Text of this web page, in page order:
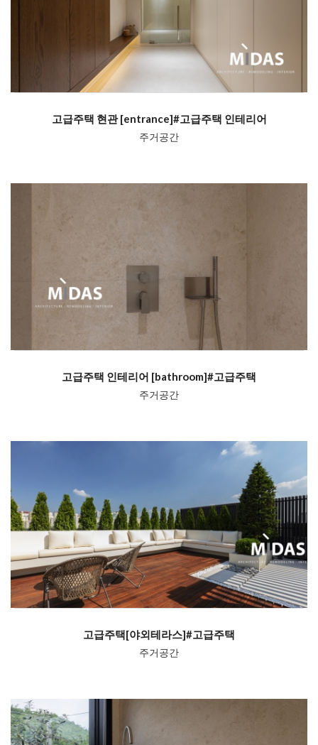
고급주택 현관 [entrance]#고급주택 인테리어
주거공간
고급주택 인테리어 [bathroom]#고급주택
주거공간
고급주택[야외테라스]#고급주택
주거공간